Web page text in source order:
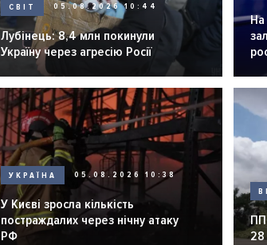
СВІТ 05.08.2026 10:44
Лубінець: 8,4 млн покинули
Україну через агресію Росії
На
УКРАЇНА 05.08.2026 10:38
У Києві зросла кількість
постраждалих через нічну атаку
РФ
28